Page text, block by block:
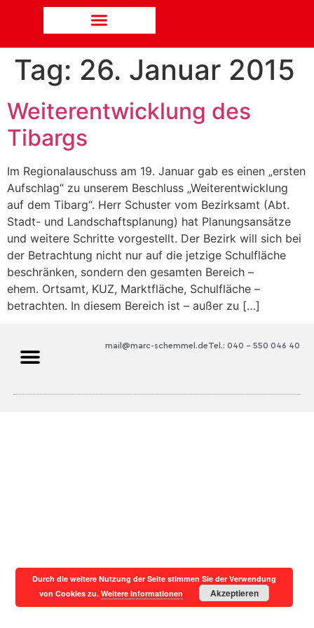
Tag: 26. Januar 2015
Weiterentwicklung des
Tibargs
Im Regionalauschuss am 19. Januar gab es einen „ersten
Aufschlag“ zu unserem Beschluss „Weiterentwicklung
auf dem Tibarg“. Herr Schuster vom Bezirksamt (Abt.
Stadt- und Landschaftsplanung) hat Planungsansätze
und weitere Schritte vorgestellt. Der Bezirk will sich bei
der Betrachtung nicht nur auf die jetzige Schulfläche
beschränken, sondern den gesamten Bereich –
ehem. Ortsamt, KUZ, Marktfläche, Schulfläche –
betrachten. In diesem Bereich ist – außer zu […]
Tel.: 040 – 550 046 40
mail@marc-schemmel.de
Durch die weitere Nutzung der Seite stimmen Sie der Verwendung
von Cookies zu.Weitere Informationen Akzeptieren